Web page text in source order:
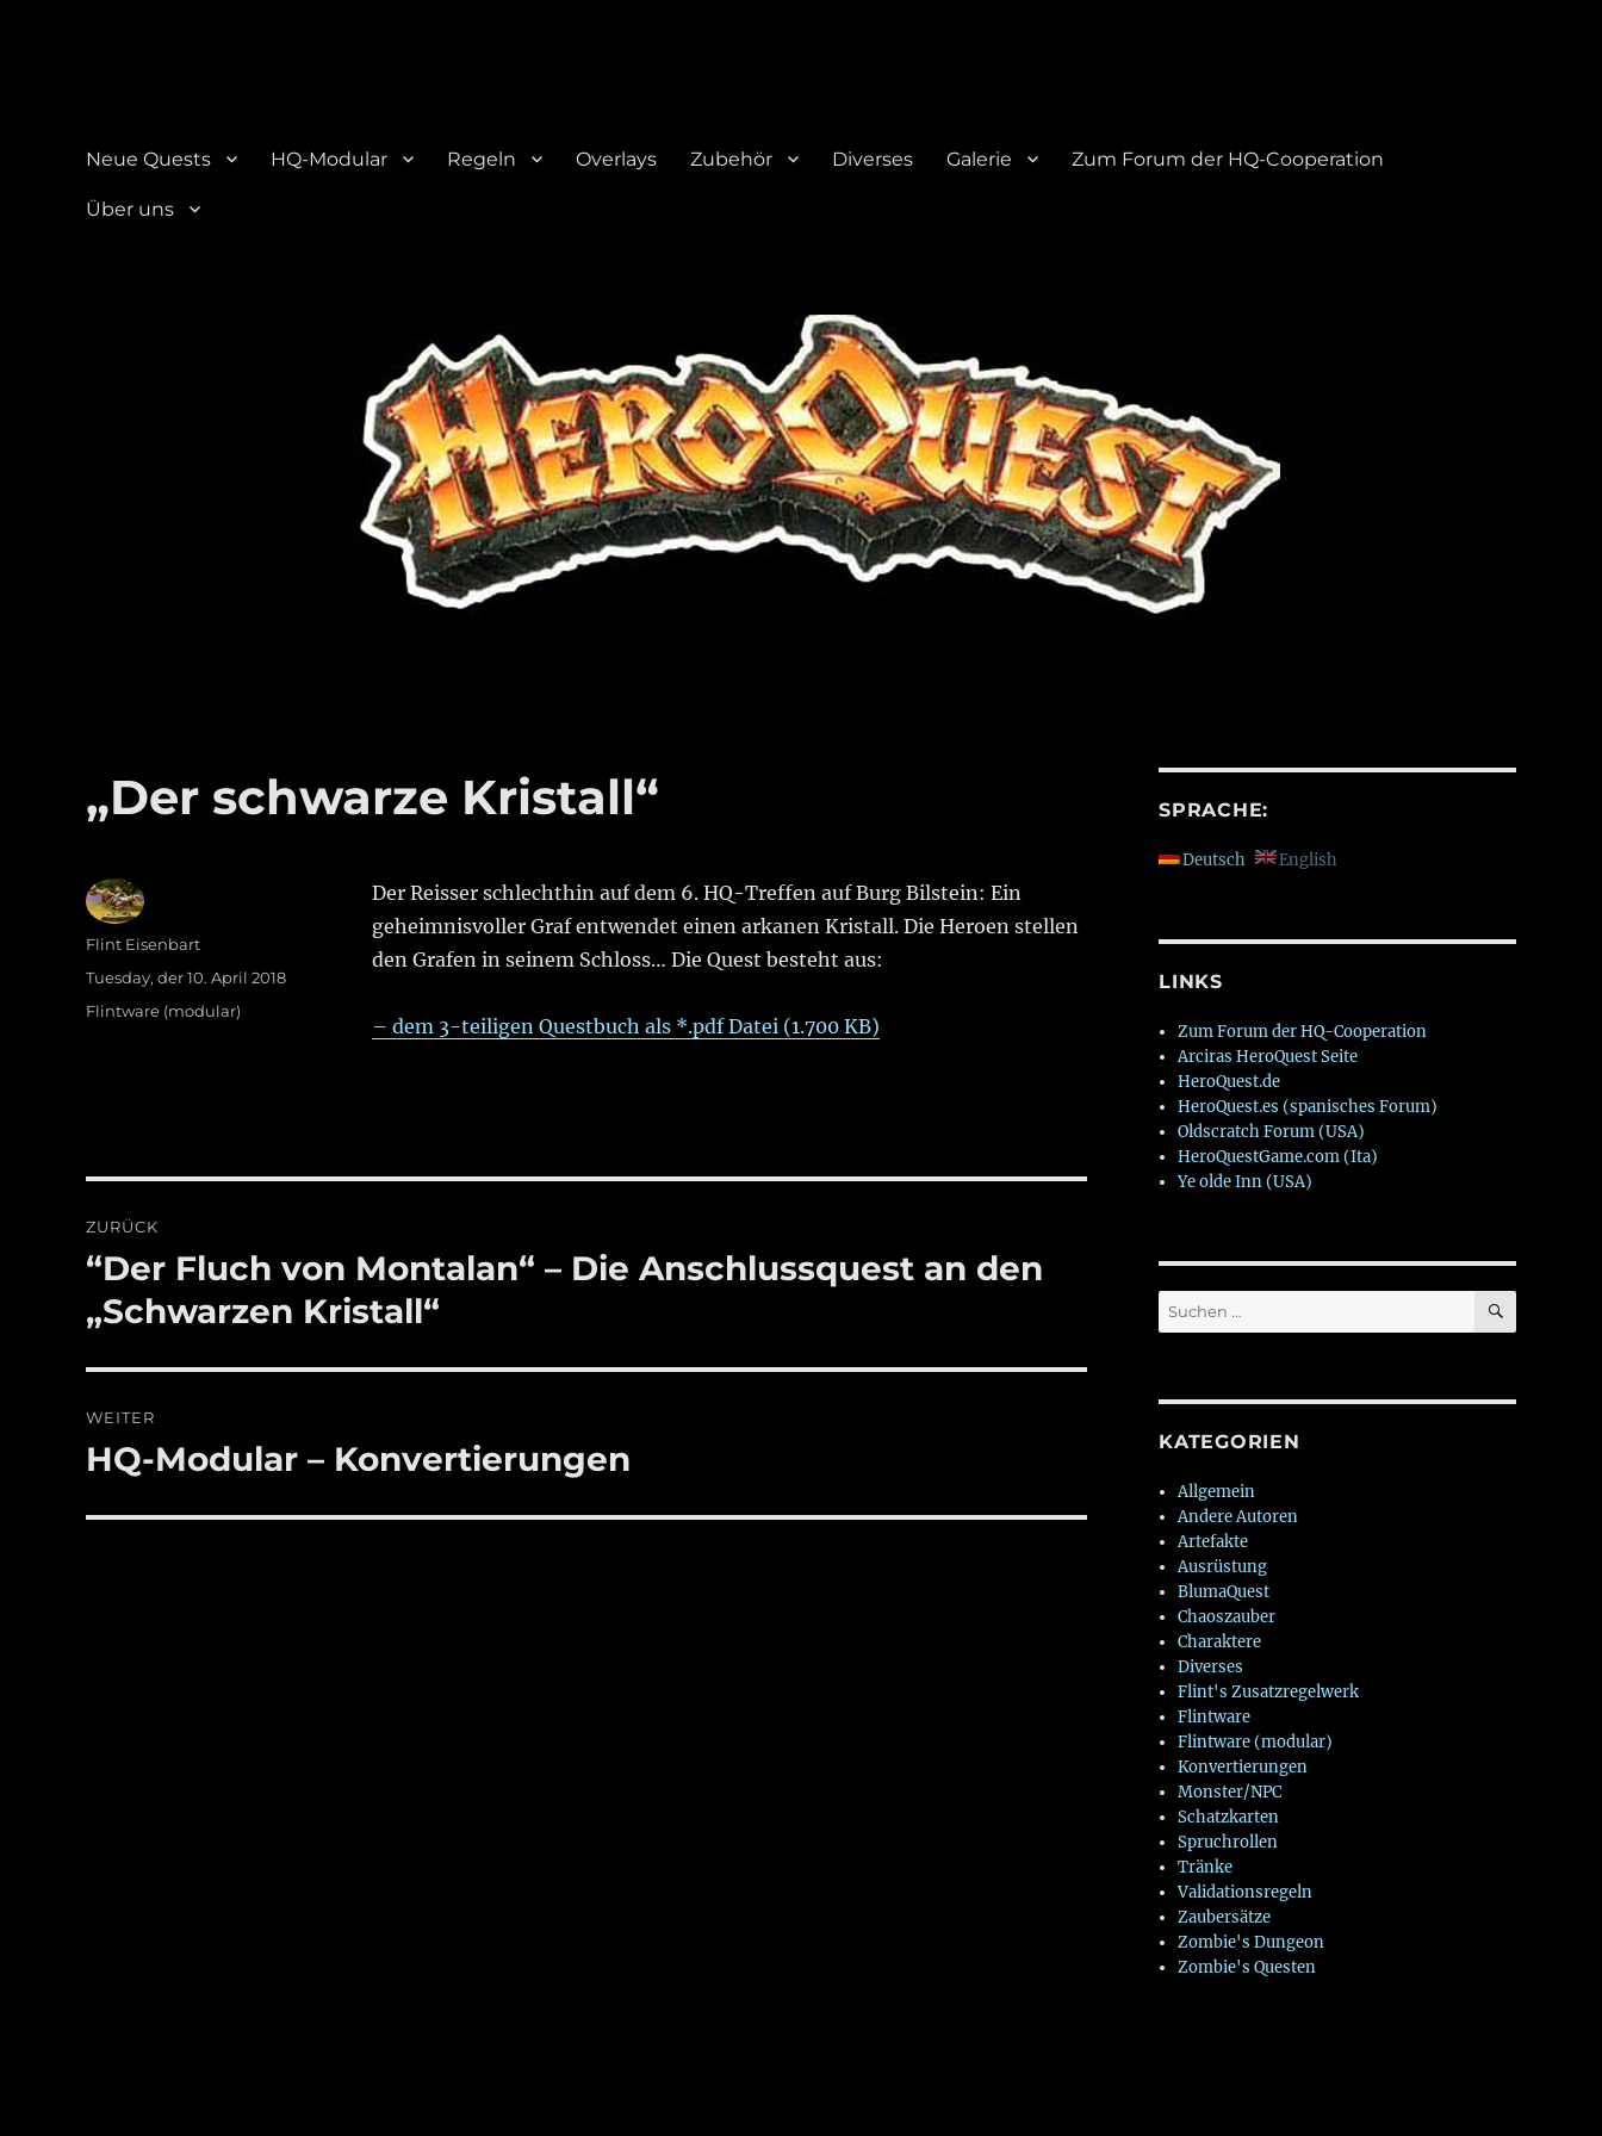
Neue Quests HQ-Modular Regeln Overlays Zubehör Diverses Galerie Zum Forum der HQ-Cooperation
Über uns
„Der schwarze Kristall“
Der Reisser schlechthin auf dem 6. HQ-Treffen auf Burg Bilstein: Ein
geheimnisvoller Graf entwendet einen arkanen Kristall. Die Heroen stellen
den Grafen in seinem Schloss… Die Quest besteht aus:
– dem 3-teiligen Questbuch als *.pdf Datei (1.700 KB)
Autor
Flint Eisenbart
Veröffentlicht
am
Tuesday, der 10. April 2018
Kategorien
Flintware (modular)
ZURÜCK
Vorheriger
Beitrag:
“Der Fluch von Montalan“ – Die Anschlussquest an den
„Schwarzen Kristall“
WEITER
Nächster
HQ-Modular – Konvertierungen
SPRACHE:
Deutsch English
LINKS
Zum Forum der HQ-Cooperation
Arciras HeroQuest Seite
HeroQuest.de
HeroQuest.es (spanisches Forum)
Oldscratch Forum (USA)
HeroQuestGame.com (Ita)
Ye olde Inn (USA)
Suchen
nach:
SUCHEN
KATEGORIEN
Allgemein
Andere Autoren
Artefakte
Ausrüstung
BlumaQuest
Chaoszauber
Charaktere
Diverses
Flint's Zusatzregelwerk
Flintware
Flintware (modular)
Konvertierungen
Monster/NPC
Schatzkarten
Spruchrollen
Tränke
Validationsregeln
Zaubersätze
Zombie's Dungeon
Zombie's Questen